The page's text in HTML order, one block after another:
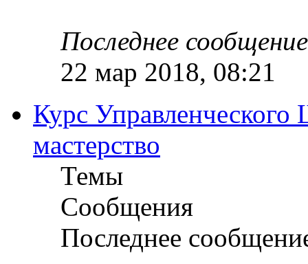
Последнее сообщение
22 мар 2018, 08:21
Курс
мастерство
Темы
Сообщения
Последнее